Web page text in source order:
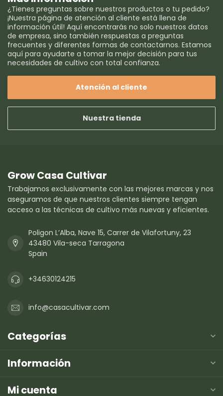
¿Tienes preguntas sobre nuestros productos o tu pedido?
¡Nuestra página de atención al cliente está llena de
información útil! Aquí encontrarás no solo nuestros datos
de empresa, sino también respuestas a preguntas
frecuentes y diferentes formas de contactarnos. Estamos
aquí para ayudarte a tomar la mejor decisión para tus
necesidades de cultivo con total confianza.
Atención al cliente
Nuestra tienda
Grow Casa Cultivar
Trabajamos exclusivamente con las mejores marcas y nos
aseguramos de que nuestros clientes siempre tengan
acceso a las técnicas de cultivo más nuevas y eficientes.
Poligon L’Alba, Nave 15, Carrer de Vilafortuny, 23
43480 Vila-seca Tarragona
Spain
+34630124215
info@casacultivar.com
Categorías
Información
Mi cuenta